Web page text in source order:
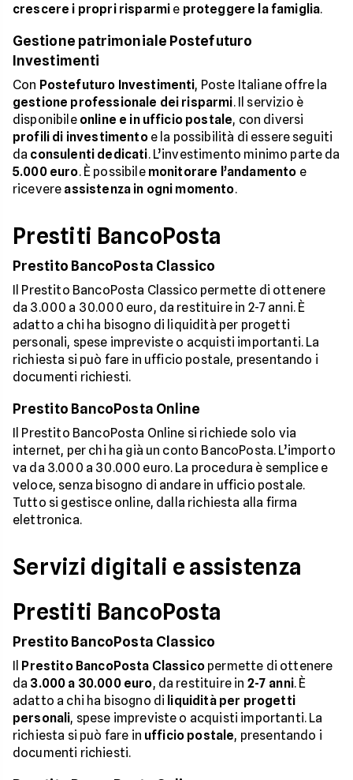
crescere i propri risparmi e proteggere la famiglia.
Gestione patrimoniale Postefuturo
Investimenti
Con Postefuturo Investimenti, Poste Italiane offre la
gestione professionale dei risparmi. Il servizio è
disponibile online e in ufficio postale, con diversi
profili di investimentoe la possibilità di essere seguiti
da consulenti dedicati. L’investimento minimo parte da
5.000 euro. È possibile monitorare l’andamento e
ricevere assistenza in ogni momento.
Prestiti BancoPosta
Prestito BancoPosta Classico
Il Prestito BancoPosta Classico permette di ottenere
da 3.000 a 30.000 euro, da restituire in 2-7 anni. È
adatto a chi ha bisogno di liquidità per progetti
personali, spese impreviste o acquisti importanti. La
richiesta si può fare in ufficio postale, presentando i
documenti richiesti.
Prestito BancoPosta Online
Il Prestito BancoPosta Online si richiede solo via
internet, per chi ha già un conto BancoPosta. L’importo
va da 3.000 a 30.000 euro. La procedura è semplice e
veloce, senza bisogno di andare in ufficio postale.
Tutto si gestisce online, dalla richiesta alla firma
elettronica.
Servizi digitali e assistenza
Prestiti BancoPosta
Prestito BancoPosta Classico
Il Prestito BancoPosta Classicopermette di ottenere
da 3.000 a 30.000 euro, da restituire in 2-7 anni. È
adatto a chi ha bisogno di liquidità per progetti
personali, spese impreviste o acquisti importanti. La
richiesta si può fare in ufficio postale, presentando i
documenti richiesti.